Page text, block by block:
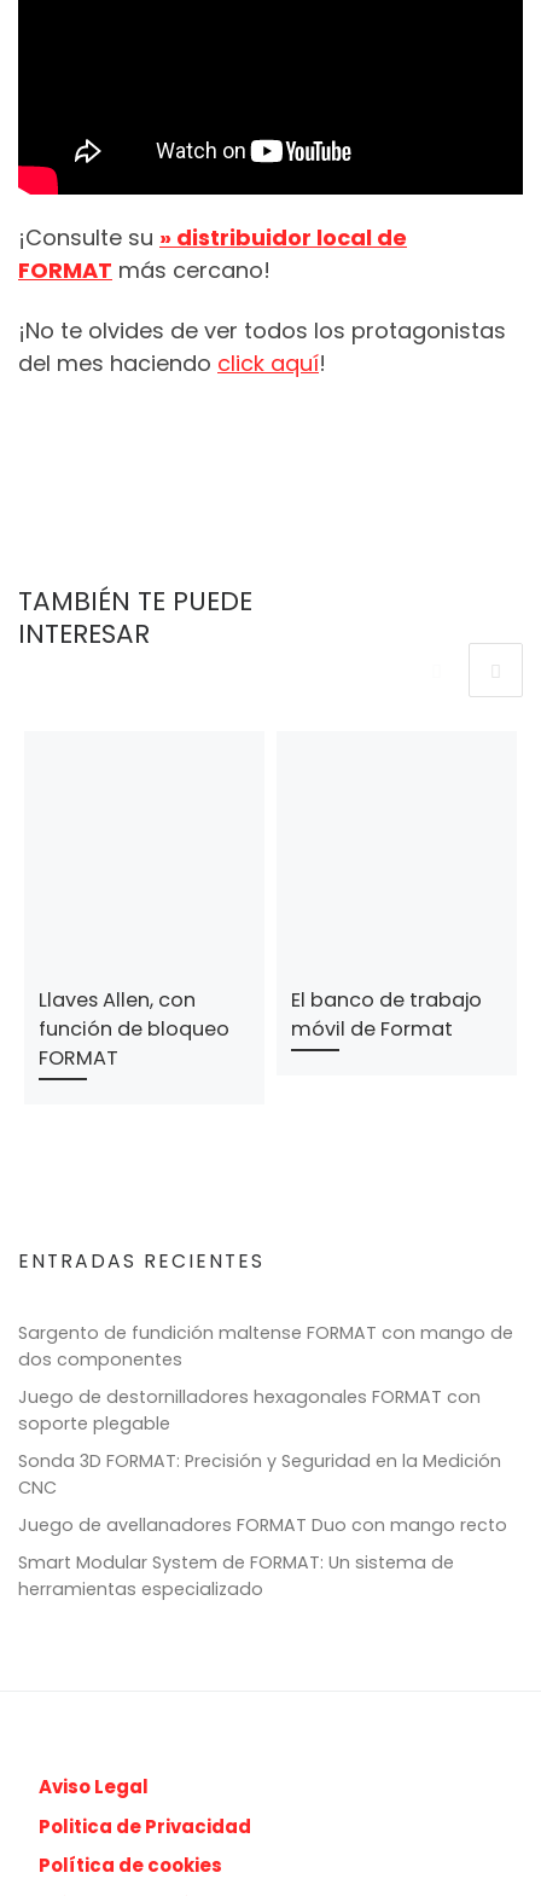
¡Consulte su » distribuidor local de
FORMAT más cercano!
¡No te olvides de ver todos los protagonistas
del mes haciendo click aquí!
TAMBIÉN TE PUEDE
INTERESAR
Llaves Allen, con
función de bloqueo
FORMAT
El banco de trabajo
móvil de Format
ENTRADAS RECIENTES
Sargento de fundición maltense FORMAT con mango de
dos componentes
Juego de destornilladores hexagonales FORMAT con
soporte plegable
Sonda 3D FORMAT: Precisión y Seguridad en la Medición
CNC
Juego de avellanadores FORMAT Duo con mango recto
Smart Modular System de FORMAT: Un sistema de
herramientas especializado
Aviso Legal
Politica de Privacidad
Política de cookies